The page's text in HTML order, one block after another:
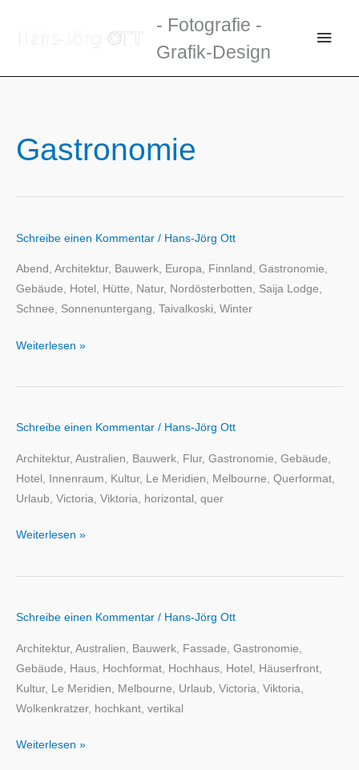
Inhalt
- Fotografie -
Grafik-Design
Gastronomie
Schreibe einen Kommentar / Hans-Jörg Ott
Abend, Architektur, Bauwerk, Europa, Finnland, Gastronomie,
Gebäude, Hotel, Hütte, Natur, Nordösterbotten, Saija Lodge,
Schnee, Sonnenuntergang, Taivalkoski, Winter
Weiterlesen »
Schreibe einen Kommentar / Hans-Jörg Ott
Architektur, Australien, Bauwerk, Flur, Gastronomie, Gebäude,
Hotel, Innenraum, Kultur, Le Meridien, Melbourne, Querformat,
Urlaub, Victoria, Viktoria, horizontal, quer
Weiterlesen »
Schreibe einen Kommentar / Hans-Jörg Ott
Architektur, Australien, Bauwerk, Fassade, Gastronomie,
Gebäude, Haus, Hochformat, Hochhaus, Hotel, Häuserfront,
Kultur, Le Meridien, Melbourne, Urlaub, Victoria, Viktoria,
Wolkenkratzer, hochkant, vertikal
Weiterlesen »